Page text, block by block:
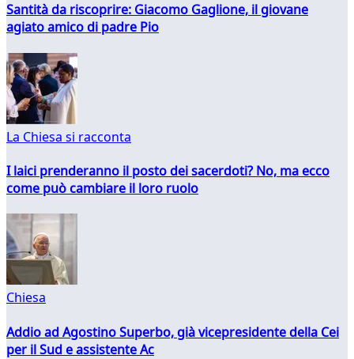
Santità da riscoprire: Giacomo Gaglione, il giovane
agiato amico di padre Pio
La Chiesa si racconta
I laici prenderanno il posto dei sacerdoti? No, ma ecco
come può cambiare il loro ruolo
Chiesa
Addio ad Agostino Superbo, già vicepresidente della Cei
per il Sud e assistente Ac